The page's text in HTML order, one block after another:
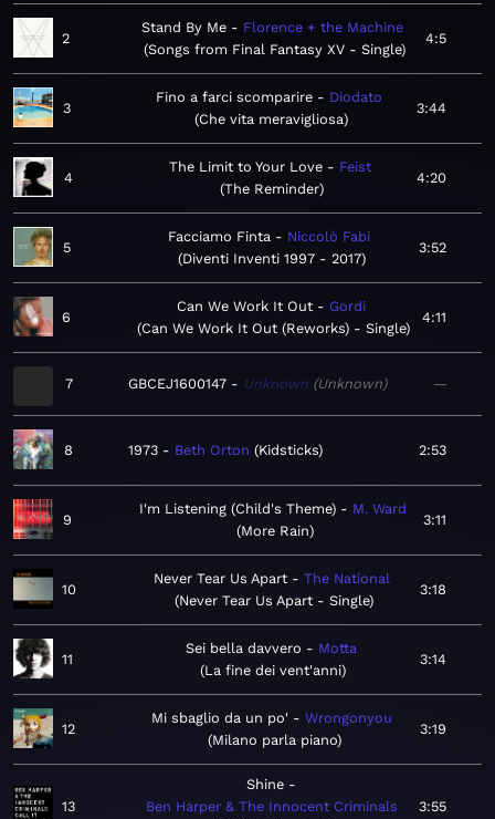
2
Stand By Me
Florence + the Machine
Songs from Final Fantasy XV - Single
4:5
3
Fino a farci scomparire
Diodato
Che vita meravigliosa
3:44
4
The Limit to Your Love
Feist
The Reminder
4:20
5
Facciamo Finta
Niccolò Fabi
Diventi Inventi 1997 - 2017
3:52
6
Can We Work It Out
Gordi
Can We Work It Out (Reworks) - Single
4:11
7 GBCEJ1600147 Unknown Unknown —
8 1973 Beth Orton Kidsticks 2:53
9
I'm Listening (Child's Theme)
M. Ward
More Rain
3:11
10
Never Tear Us Apart
The National
Never Tear Us Apart - Single
3:18
11
Sei bella davvero
Motta
La fine dei vent'anni
3:14
12
Mi sbaglio da un po'
Wrongonyou
Milano parla piano
3:19
13
Shine
Ben Harper & The Innocent Criminals
3:55